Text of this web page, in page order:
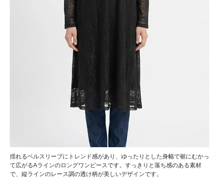
揺れるベルスリーブにトレンド感があり、ゆったりとした身幅で裾にむかっ
て広がるAラインのロングワンピースです。すっきりと落ち感のある素材
で、縦ラインのレース調の透け柄が美しいデザインです。